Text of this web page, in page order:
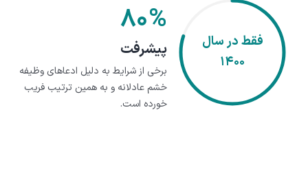
فقط در سال
۱۴۰۰
۸۰%
پیشرفت
برخی از شرایط به دلیل ادعاهای وظیفه
خشم عادلانه و به همین ترتیب فریب
خورده است.